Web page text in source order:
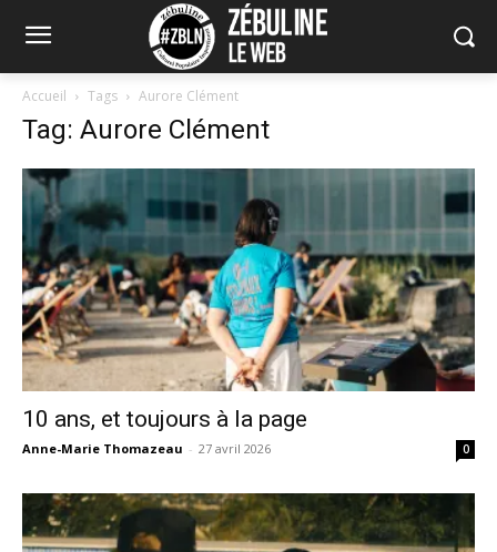
Accueil Tags Aurore Clément
Tag: Aurore Clément
10 ans, et toujours à la page
Anne-Marie Thomazeau - 27 avril 2026 0